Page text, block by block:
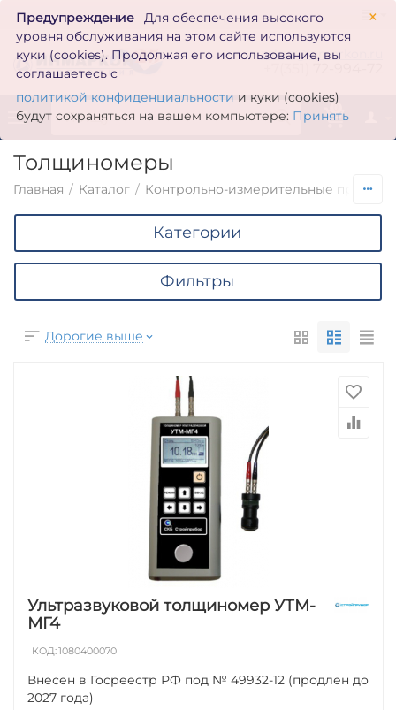
×
Предупреждение
Для обеспечения высокого
уровня обслуживания на этом сайте используются
куки (cookies). Продолжая его использование, вы
соглашаетесь с
политикой конфиденциальности и куки (cookies)
будут сохраняться на вашем компьютере: Принять
zakaz@inmarkon.ru
0
Толщиномеры
Главная / Каталог / Контрольно-измерительные
Категории
Фильтры
Дорогие выше
Ультразвуковой толщиномер УТМ-
МГ4
КОД:1080400070
Внесен в Госреестр РФ под № 49932-12 (продлен до
2027 года)